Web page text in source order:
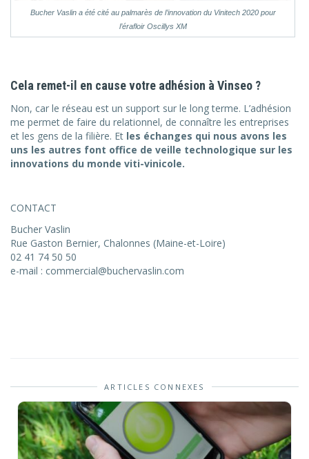
Bucher Vaslin a été cité au palmarès de l’innovation du Vinitech 2020 pour
l’érafloir Oscillys XM
Cela remet-il en cause votre adhésion à Vinseo ?
Non, car le réseau est un support sur le long terme. L’adhésion
me permet de faire du relationnel, de connaître les entreprises
et les gens de la filière. Et les échanges qui nous avons les
uns les autres font office de veille technologique sur les
innovations du monde viti-vinicole.
CONTACT
Bucher Vaslin
Rue Gaston Bernier, Chalonnes (Maine-et-Loire)
02 41 74 50 50
e-mail : commercial@buchervaslin.com
ARTICLES CONNEXES